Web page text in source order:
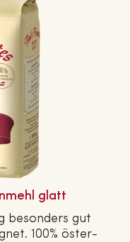
glatt
besonders gut
100% ös­ter­